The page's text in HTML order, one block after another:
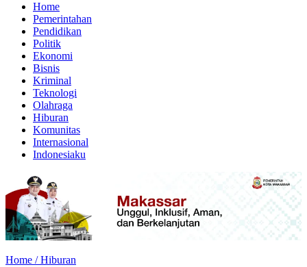
Home
Pemerintahan
Pendidikan
Politik
Ekonomi
Bisnis
Kriminal
Teknologi
Olahraga
Hiburan
Komunitas
Internasional
Indonesiaku
Home /Hiburan